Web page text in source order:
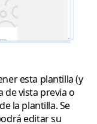
esta plantilla (y
de vista previa o
la plantilla. Se
editar su